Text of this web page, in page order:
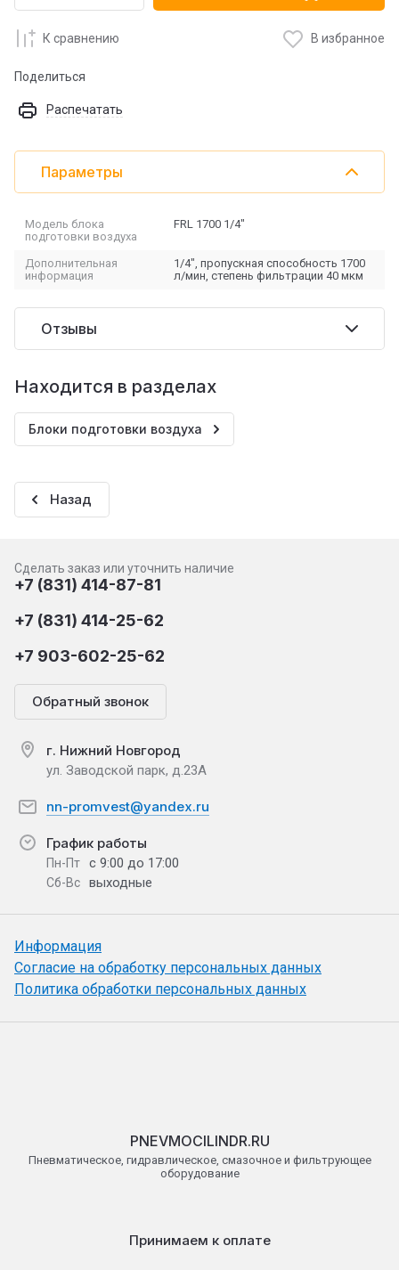
К сравнению В избранное
Поделиться
Распечатать
Параметры
Модель блока
подготовки воздуха
FRL 1700 1/4"
Дополнительная
информация
1/4", пропускная способность 1700
л/мин, степень фильтрации 40 мкм
Отзывы
Находится в разделах
Блоки подготовки воздуха
Назад
Сделать заказ или уточнить наличие
+7 (831) 414-87-81
+7 (831) 414-25-62
+7 903-602-25-62
Обратный звонок
г. Нижний Новгород
ул. Заводской парк, д.23А
nn-promvest@yandex.ru
График работы
Пн-Пт с 9:00 до 17:00
Сб-Вс выходные
Информация
Согласие на обработку персональных данных
Политика обработки персональных данных
PNEVMOCILINDR.RU
Пневматическое, гидравлическое, смазочное и фильтрующее
оборудование
Принимаем к оплате